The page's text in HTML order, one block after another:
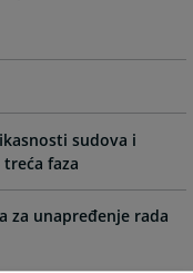
sudova i
faza
za unapređenje rada